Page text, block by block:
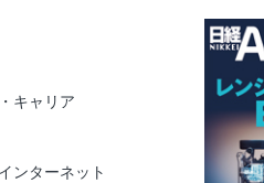
キャリア
ンターネット